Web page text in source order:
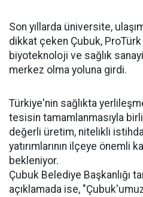
Son yıllarda üniversite,
dikkat çeken Çubuk, ProTürk
biyoteknoloji ve sağlık
merkez olma yoluna girdi.
Türkiye'nin sağlıkta
tesisin tamamlanmasıyla
değerli üretim, nitelikli
yatırımlarının ilçeye önemli
bekleniyor.
Çubuk Belediye Başkanlığı
açıklamada ise,